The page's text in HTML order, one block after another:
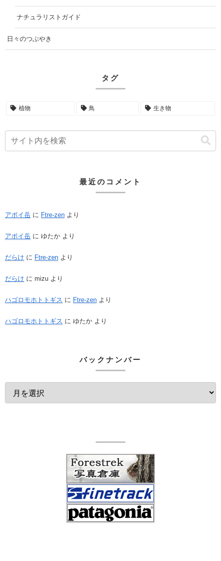
ナチュラリストガイド
日々のつぶやき
タグ
植物 鳥 生き物
最近のコメント
アポイ岳 に Ftre-zen より
アポイ岳 に ゆたか より
だらけ に Ftre-zen より
だらけ に mizu より
ハゴロモホトトギス に Ftre-zen より
ハゴロモホトトギス に ゆたか より
バックナンバー